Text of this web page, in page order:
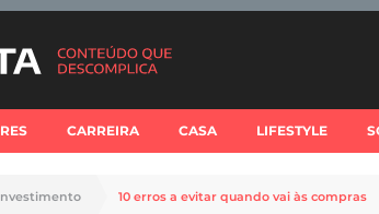
CARREIRA CASA LIFESTYLE
10 erros a evitar quando vai às compras